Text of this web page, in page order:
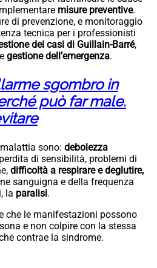
misure preventive.
di prevenzione, e monitoraggio
tecnica per i professionisti
dei casi di Guillain-Barré,
gestione dell’emergenza.
sgombro in
può far male.
sono: debolezza
di sensibilità, problemi di
difficoltà a respirare e deglutire,
sanguigna e della frequenza
la paralisi.
che le manifestazioni possono
e non colpire con la stessa
contrae la sindrome.